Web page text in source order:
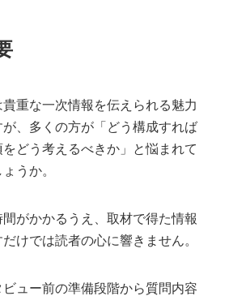
重な一次情報を伝えられる魅力
、多くの方が「どう構成すれば
どう考えるべきか」と悩まれて
うか。
がかかるうえ、取材で得た情報
けでは読者の心に響きません。
ュー前の準備段階から質問内容